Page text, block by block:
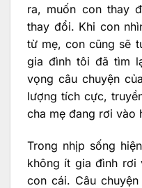
ra, muốn con thay
thay đổi. Khi con
từ mẹ, con cũng sẽ
gia đình tôi đã tìm
vọng câu chuyện
lượng tích cực,
cha mẹ đang rơi vào
Trong nhịp sống
không ít gia đình rơi
con cái. Câu